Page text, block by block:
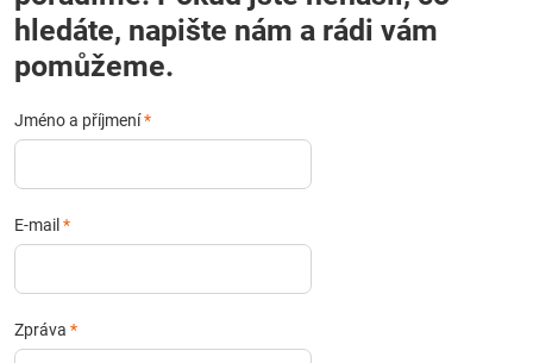
hledáte, napište nám a rádi vám
pomůžeme.
Jméno a příjmení*
E-mail *
Zpráva *